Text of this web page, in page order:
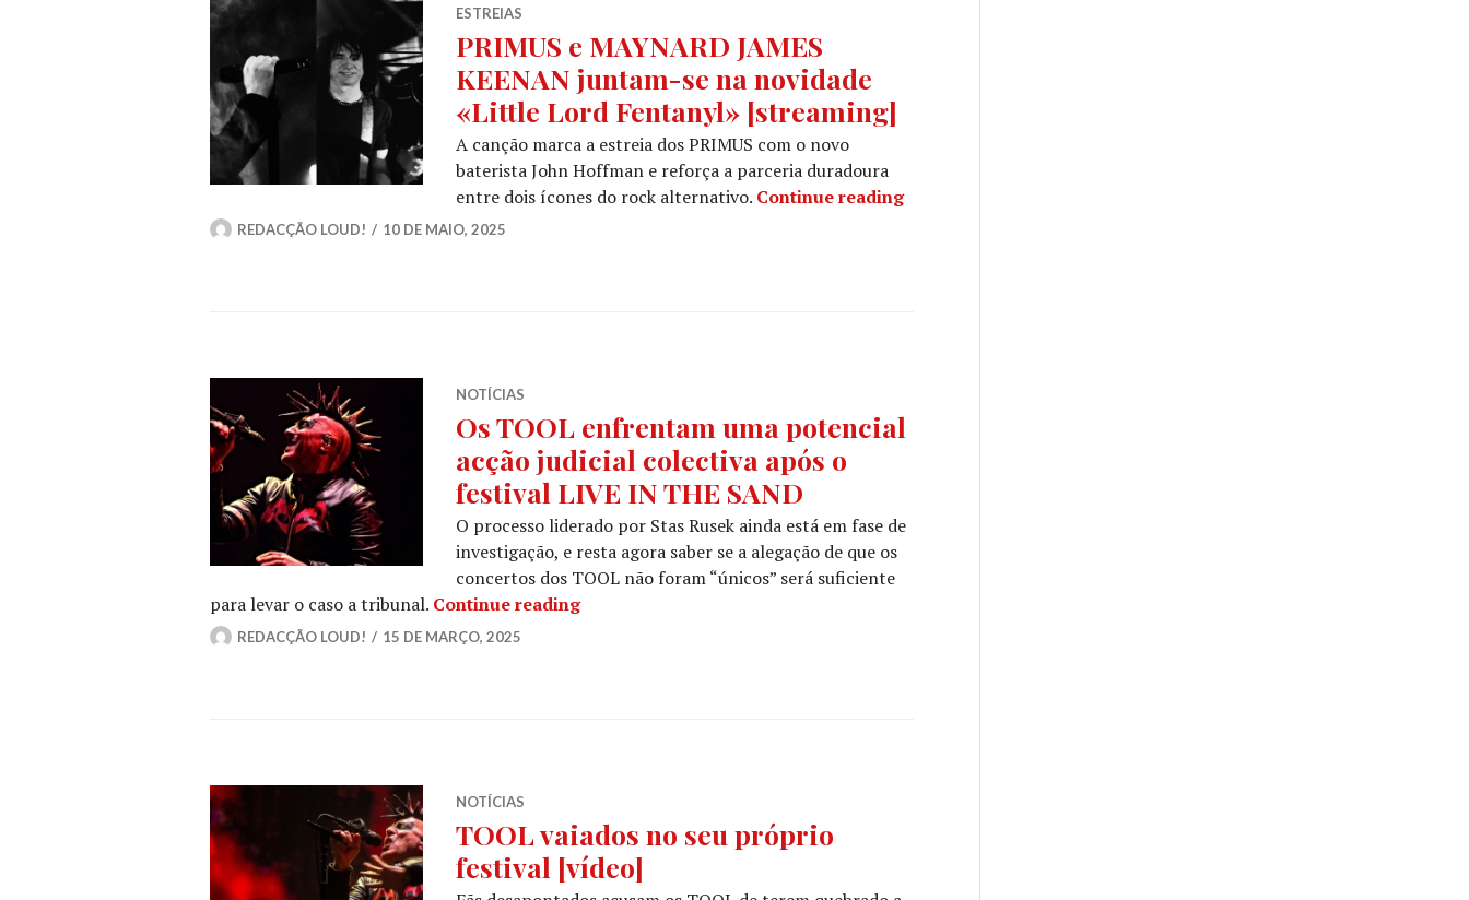
ESTREIAS
PRIMUS e MAYNARD JAMES
KEENAN juntam-se na novidade
«Little Lord Fentanyl» [streaming]
A canção marca a estreia dos PRIMUS com o novo
baterista John Hoffman e reforça a parceria duradoura
entre dois ícones do rock alternativo. Continue readingPRIMUS e MAYNARD JAMES KEENAN juntam-se na novidade
REDACÇÃO LOUD! 10 DE MAIO, 2025
NOTÍCIAS
Os TOOL enfrentam uma potencial
acção judicial colectiva após o
festival LIVE IN THE SAND
O processo liderado por Stas Rusek ainda está em fase de
investigação, e resta agora saber se a alegação de que os
concertos dos TOOL não foram “únicos” será suficiente
para levar o caso a tribunal. Continue readingOs TOOL enfrentam uma potencial acção judicial colectiva após o festival LIVE IN THE SAND
REDACÇÃO LOUD! 15 DE MARÇO, 2025
NOTÍCIAS
TOOL vaiados no seu próprio
festival [vídeo]